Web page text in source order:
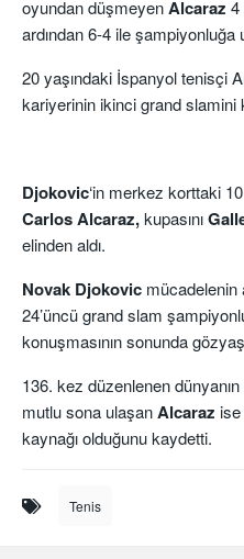
oyundan düşmeyenAlcaraz 4
ardından 6-4 ile şampiyonluğa
20 yaşındaki İspanyol tenisçi
kariyerinin ikinci grand slamini
Djokovic‘in merkez korttaki
Carlos Alcaraz,kupasını
elinden aldı.
Novak Djokovic mücadelenin
24’üncü grand slam
konuşmasının sonunda
136. kez düzenlenen
mutlu sona ulaşanAlcaraz ise
kaynağı olduğunu kaydetti.
Tenis